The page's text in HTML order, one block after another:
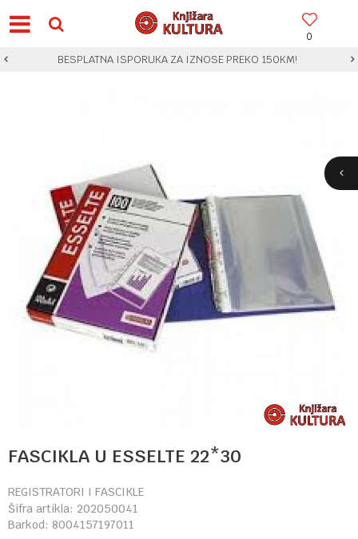
0
BESPLATNA ISPORUKA ZA IZNOSE PREKO 150KM!
FASCIKLA U ESSELTE 22*30
REGISTRATORI I FASCIKLE
Šifra artikla: 202050041
Barkod: 8004157197011